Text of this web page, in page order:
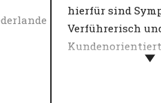
hierfür sind
Verführerisch